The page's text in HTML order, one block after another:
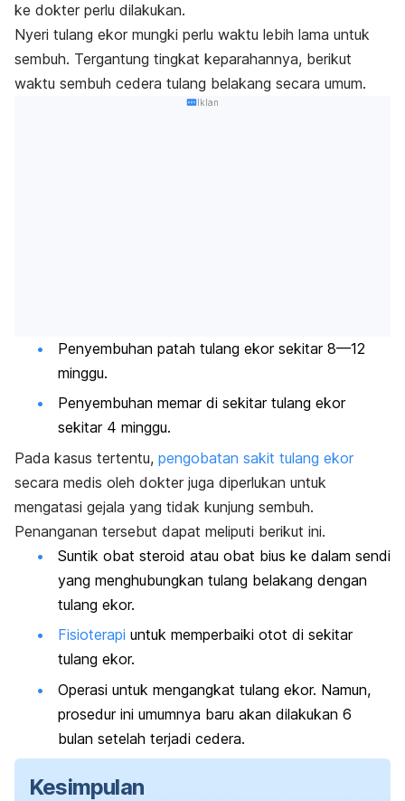
ke dokter perlu dilakukan.
Nyeri tulang ekor mungki perlu waktu lebih lama untuk
sembuh. Tergantung tingkat keparahannya, berikut
waktu sembuh cedera tulang belakang secara umum.
Iklan
Penyembuhan patah tulang ekor sekitar 8—12
minggu.
Penyembuhan memar di sekitar tulang ekor
sekitar 4 minggu.
Pada kasus tertentu, pengobatan sakit tulang ekor
secara medis oleh dokter juga diperlukan untuk
mengatasi gejala yang tidak kunjung sembuh.
Penanganan tersebut dapat meliputi berikut ini.
Suntik obat steroid atau obat bius ke dalam sendi
yang menghubungkan tulang belakang dengan
tulang ekor.
Fisioterapi untuk memperbaiki otot di sekitar
tulang ekor.
Operasi untuk mengangkat tulang ekor. Namun,
prosedur ini umumnya baru akan dilakukan 6
bulan setelah terjadi cedera.
Kesimpulan